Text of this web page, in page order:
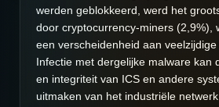
werden geblokkeerd, werd het
door cryptocurrency-miners (2,9%),
een verscheidenheid aan
Infectie met dergelijke malware kan
en integriteit van ICS en andere
uitmaken van het industriële